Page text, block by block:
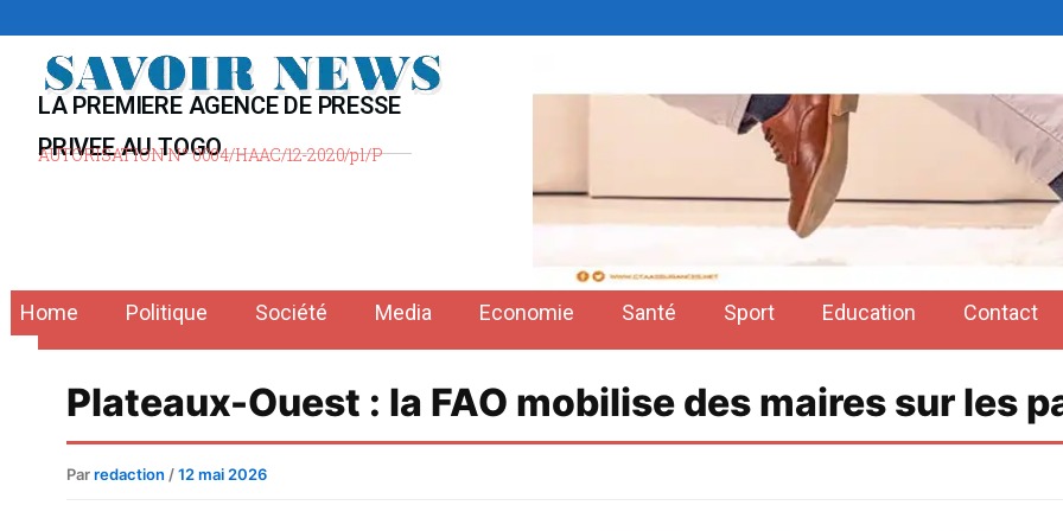
contenu
LA PREMIERE AGENCE DE PRESSE
PRIVEE AU TOGO
AUTORISATION N° 0004/HAAC/12-2020/pl/P
Home Politique Société Media Economie Santé Sport Education Contact
Plateaux-Ouest : la FAO mobilise des maires sur les
Parredaction /12 mai 2026